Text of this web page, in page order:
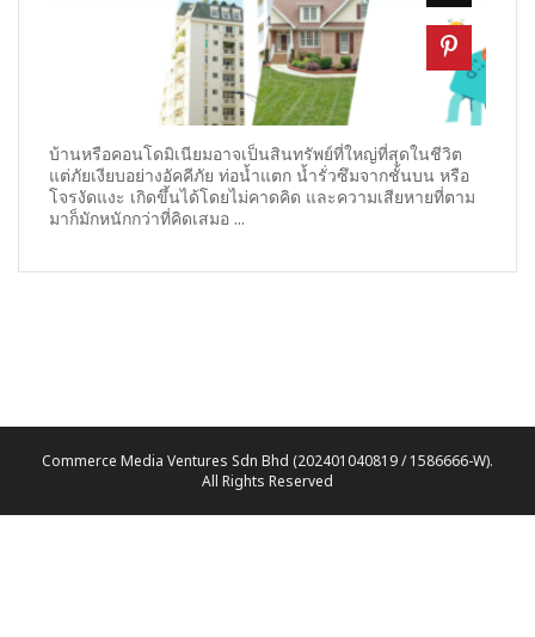
บ้านหรือคอนโดมิเนียมอาจเป็นสินทรัพย์ที่ใหญ่ที่สุดในชีวิต
แต่ภัยเงียบอย่างอัคคีภัย ท่อน้ำแตก น้ำรั่วซึมจากชั้นบน หรือ
โจรงัดแงะ เกิดขึ้นได้โดยไม่คาดคิด และความเสียหายที่ตาม
มาก็มักหนักกว่าที่คิดเสมอ ...
Commerce Media Ventures Sdn Bhd (202401040819 / 1586666-W).
All Rights Reserved